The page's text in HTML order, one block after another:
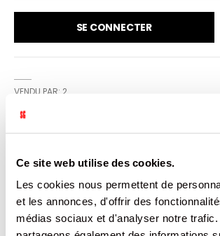
Ce site web utilise des cookies.
Les cookies nous permettent de
et les annonces, d'offrir des
médias sociaux et d'analyser notre trafic.
SE CONNECTER
VENDU PAR: 2
Une robe or pâle lumineuse couronnée
mousse blanche épaisse. Au nez le choix
sa fermentation basse apportent à notre
profil doux qui, tout en équilibre, révèle de